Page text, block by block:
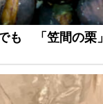
も 「笠間の栗」